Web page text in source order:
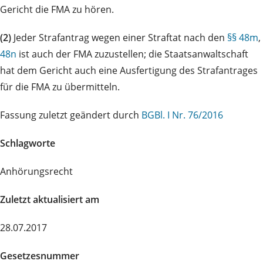
Gericht die FMA zu hören.
(2) Jeder Strafantrag wegen einer Straftat nach den §§ 48m,
48n ist auch der FMA zuzustellen; die Staatsanwaltschaft
hat dem Gericht auch eine Ausfertigung des Strafantrages
für die FMA zu übermitteln.
Fassung zuletzt geändert durch BGBl. I Nr. 76/2016
Schlagworte
Anhörungsrecht
Zuletzt aktualisiert am
28.07.2017
Gesetzesnummer